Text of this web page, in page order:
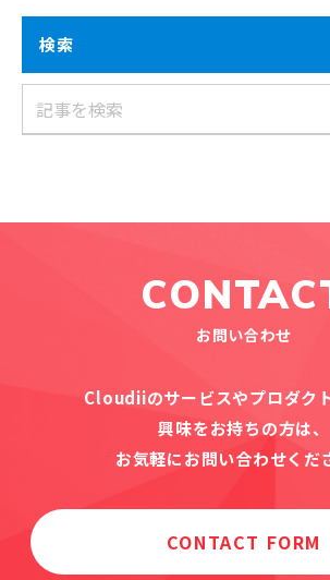
検索
お問い合わせ
Cloudiiのサービスやプロダク
興味をお持ちの方は、
お気軽にお問い合わせくだ
CONTACT FORM